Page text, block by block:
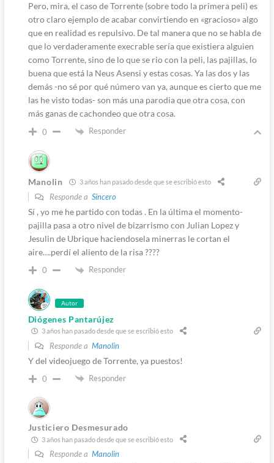
Pero, mira, el caso de Torrente (sobre todo la primera peli) es
otro claro ejemplo de acabar convirtiendo en «gracioso» algo
que en realidad es repulsivo. De tal manera que no se habla de
que lo verdaderamente execrable sería que existiera alguien
como Torrente, sino de lo que se rio con la peli, las pajillas, lo
buena que está la Neus Asensi y estas cosas. Ya las dos y las
demás -no sé por qué número van ya, aunque es cierto que me
las he visto todas- son más una parodia que otra cosa, con
más ganas de cachondeo que otra cosa.
0 Responder
Manolin 3 años han pasado desde que se escribió esto
Responde a Sincero
Sí , yo me he partido con todas . En la última el momento-
pajilla pasa a otro nivel de bizarrismo con Julian Lopez y
Jesulin de Ubrique haciendosela minerras le cortan el
aire….perdí el aliento de la risa ????
0 Responder
Autor
Diógenes Pantarújez
3 años han pasado desde que se escribió esto
Responde a Manolin
Y del videojuego de Torrente, ya puestos!
0 Responder
Justiciero Desmesurado
3 años han pasado desde que se escribió esto
Responde a Manolin